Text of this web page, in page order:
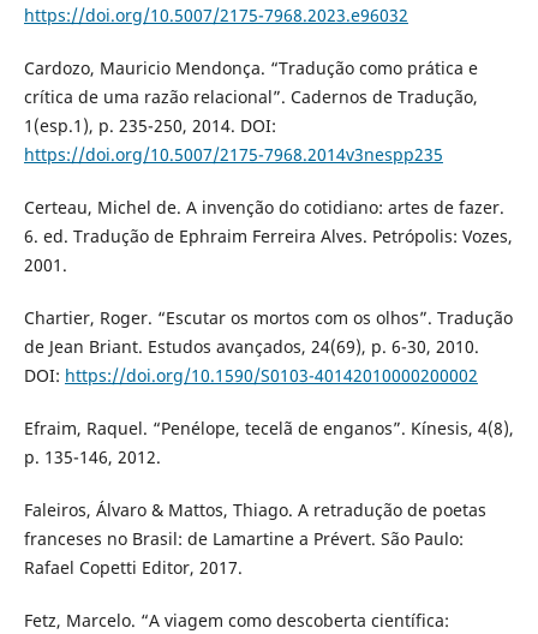
https://doi.org/10.5007/2175-7968.2023.e96032
Cardozo, Mauricio Mendonça. “Tradução como prática e
crítica de uma razão relacional”. Cadernos de Tradução,
1(esp.1), p. 235-250, 2014. DOI:
https://doi.org/10.5007/2175-7968.2014v3nespp235
Certeau, Michel de. A invenção do cotidiano: artes de fazer.
6. ed. Tradução de Ephraim Ferreira Alves. Petrópolis: Vozes,
2001.
Chartier, Roger. “Escutar os mortos com os olhos”. Tradução
de Jean Briant. Estudos avançados, 24(69), p. 6-30, 2010.
DOI: https://doi.org/10.1590/S0103-40142010000200002
Efraim, Raquel. “Penélope, tecelã de enganos”. Kínesis, 4(8),
p. 135-146, 2012.
Faleiros, Álvaro & Mattos, Thiago. A retradução de poetas
franceses no Brasil: de Lamartine a Prévert. São Paulo:
Rafael Copetti Editor, 2017.
Fetz, Marcelo. “A viagem como descoberta científica: